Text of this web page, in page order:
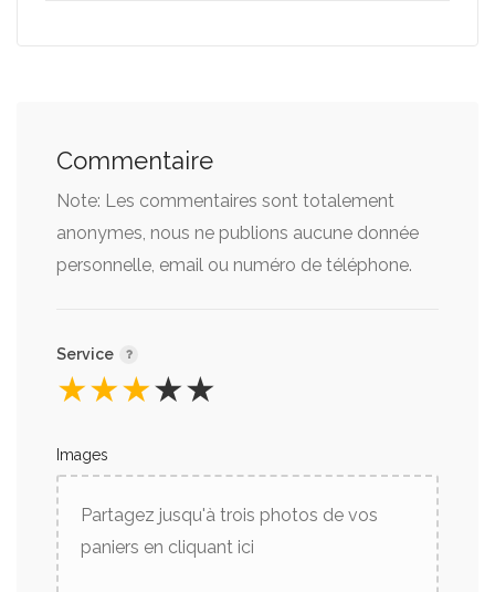
Commentaire
Note: Les commentaires sont totalement
anonymes, nous ne publions aucune donnée
personnelle, email ou numéro de téléphone.
Service
★
★
★
★
★
Images
Partagez jusqu'à trois photos de vos
paniers en cliquant ici